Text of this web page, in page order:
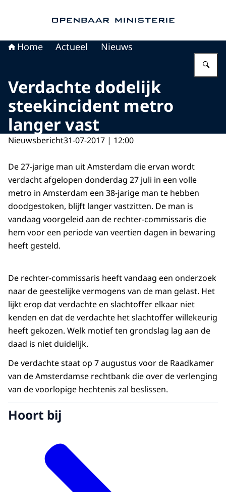
Home Actueel Nieuws
Verdachte dodelijk
steekincident metro
langer vast
Nieuwsbericht31-07-2017 | 12:00
De 27-jarige man uit Amsterdam die ervan wordt
verdacht afgelopen donderdag 27 juli in een volle
metro in Amsterdam een 38-jarige man te hebben
doodgestoken, blijft langer vastzitten. De man is
vandaag voorgeleid aan de rechter-commissaris die
hem voor een periode van veertien dagen in bewaring
heeft gesteld.
De rechter-commissaris heeft vandaag een onderzoek
naar de geestelijke vermogens van de man gelast. Het
lijkt erop dat verdachte en slachtoffer elkaar niet
kenden en dat de verdachte het slachtoffer willekeurig
heeft gekozen. Welk motief ten grondslag lag aan de
daad is niet duidelijk.
De verdachte staat op 7 augustus voor de Raadkamer
van de Amsterdamse rechtbank die over de verlenging
van de voorlopige hechtenis zal beslissen.
Hoort bij